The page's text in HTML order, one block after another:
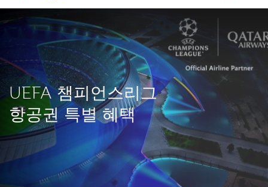
UEFA 챔피언스리그
항공권 특별 혜택